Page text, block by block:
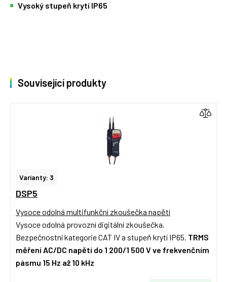
Vysoký stupeň krytí IP65
Související produkty
Varianty: 3
DSP5
Vysoce odolná multifunkční zkoušečka napětí
Vysoce odolná provozní digitální zkoušečka.
Bezpečnostní kategorie CAT IV a stupeň krytí IP65. TRMS
měření AC/DC napětí do 1 200/1 500 V ve frekvenčním
pásmu 15 Hz až 10 kHz